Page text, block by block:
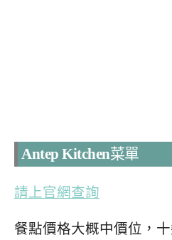
Antep Kitchen菜單
請上官網查詢
餐點價格大概中價位，